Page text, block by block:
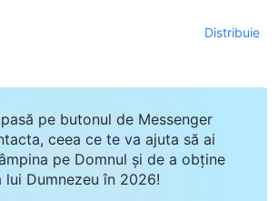
Distribuie
pe butonul de Messenger
ceea ce te va ajuta să ai
pe Domnul și de a obține
lui Dumnezeu în 2026!